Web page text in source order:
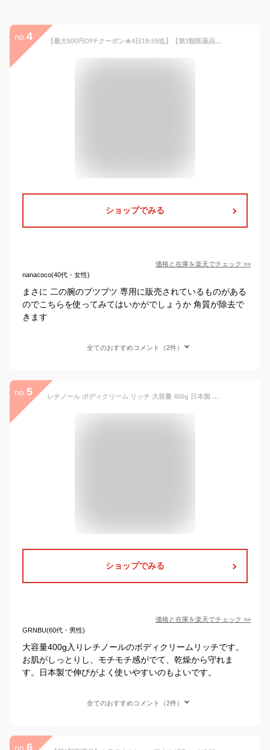
no. 4 【最大500円OFFクーポン★4日19:59迄】【第3類医薬品】ニノキュア (30g) 二の腕 ぶつぶつ 角質 除去 角質除去
ショップでみる
価格と在庫を楽天でチェック >>
nanacoco(40代・女性)
まさに 二の腕のブツブツ 専用に販売されているものがある
のでこちらを使ってみてはいかがでしょうか 角質が除去で
きます
全てのおすすめコメント（2件）
no. 5 レチノール ボディクリーム リッチ 大容量 400g 日本製 クリーム ボディ ミルク クリーム しっとり すべすべ 乾燥 二の腕 ざらつき ボディケア 全身 セラミド ひじ ひざ 背中 高保湿 ビタミンA 公式 Mon BAACE モンバーチェ レチノボディ AAボディクリーム リッチ
ショップでみる
価格と在庫を楽天でチェック >>
GRNBU(60代・男性)
大容量400g入りレチノールのボディクリームリッチです。
お肌がしっとりし、モチモチ感がでて、乾燥から守れま
す。日本製で伸びがよく使いやすいのもよいです。
全てのおすすめコメント（2件）
no. 6